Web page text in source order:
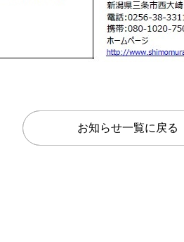
お知らせ一覧に戻る